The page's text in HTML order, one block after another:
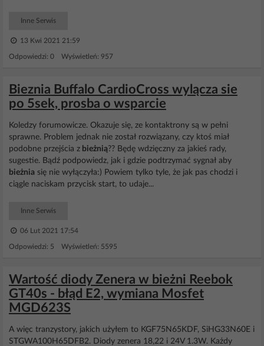
Inne Serwis
13 Kwi 2021 21:59
Odpowiedzi: 0 Wyświetleń: 957
Bieznia Buffalo CardioCross wylącza sie
po 5sek, prosba o wsparcie
Koledzy forumowicze. Okazuje się, ze kontaktrony są w pełni
sprawne. Problem jednak nie został rozwiązany, czy ktoś miał
podobne przejścia z bieżnią?? Będę wdzięczny za jakieś rady,
sugestie. Bądź podpowiedz, jak i gdzie podtrzymać sygnał aby
bieżnia się nie wyłączyła:) Powiem tylko tyle, że jak pas chodzi i
ciągle naciskam przycisk start, to udaje...
Inne Serwis
06 Lut 2021 17:54
Odpowiedzi: 5 Wyświetleń: 5595
Wartość diody Zenera w bieżni Reebok
GT40s - błąd E2, wymiana Mosfet
MGD623S
A więc tranzystory, jakich użyłem to KGF75N65KDF, SiHG33N60E i
STGWA100H65DFB2. Diody zenera 18,22 i 24V 1.3W. Każdy